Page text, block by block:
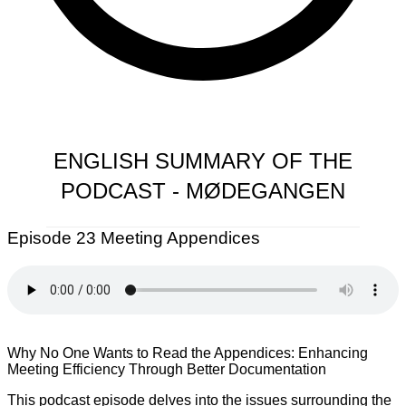
ENGLISH SUMMARY OF THE
PODCAST - MØDEGANGEN
Episode 23 Meeting Appendices
Why No One Wants to Read the Appendices: Enhancing
Meeting Efficiency Through Better Documentation
This podcast episode delves into the issues surrounding the